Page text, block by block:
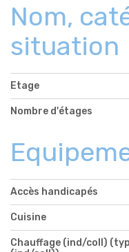
Nom,
situation
Etage
Nombre d'étages
Accès handicapés
Cuisine
Chauffage (ind/coll)